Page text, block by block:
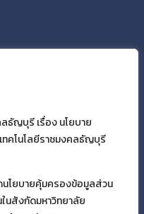
ลธัญบุรี เรื่อง นโยบาย
คโนโลยีราชมงคลธัญบุรี
นโยบายคุ้มครองข้อมูลส่วน
นสังกัดมหาวิทยาลัย
ผล